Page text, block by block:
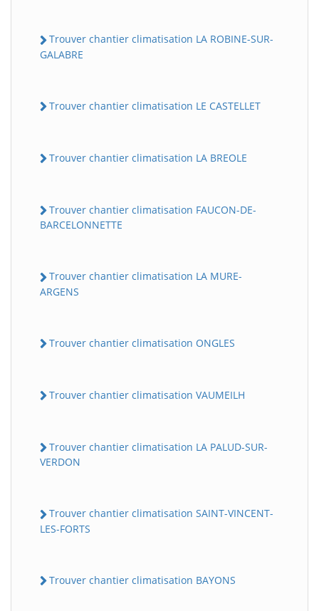
Trouver chantier climatisation LA ROBINE-SUR-
GALABRE
Trouver chantier climatisation LE CASTELLET
Trouver chantier climatisation LA BREOLE
Trouver chantier climatisation FAUCON-DE-
BARCELONNETTE
Trouver chantier climatisation LA MURE-
ARGENS
Trouver chantier climatisation ONGLES
Trouver chantier climatisation VAUMEILH
Trouver chantier climatisation LA PALUD-SUR-
VERDON
Trouver chantier climatisation SAINT-VINCENT-
LES-FORTS
Trouver chantier climatisation BAYONS